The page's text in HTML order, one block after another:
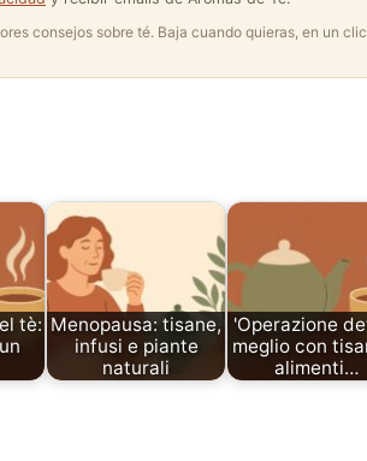
consejos sobre té. Baja cuando quieras, en un
tè: Menopausa: tisane,
infusi e piante
naturali
'Operazione
meglio con
alimenti…